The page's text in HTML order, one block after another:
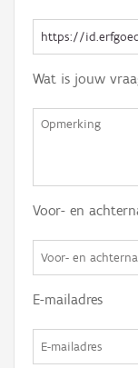
Wat is jouw
Voor- en
E-mailadres